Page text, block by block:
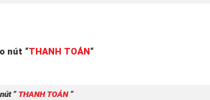
nút “THANH TOÁN“
” THANH TOÁN“